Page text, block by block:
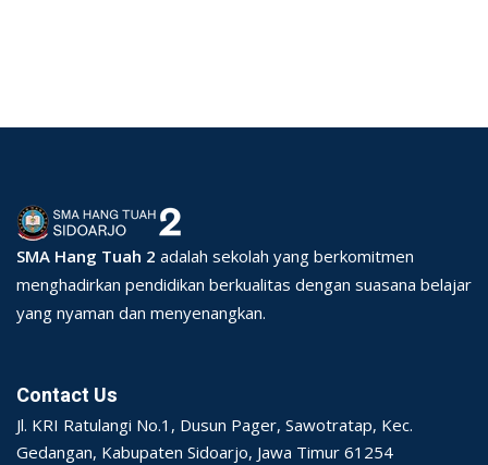
SMA Hang Tuah 2 adalah sekolah yang berkomitmen
menghadirkan pendidikan berkualitas dengan suasana belajar
yang nyaman dan menyenangkan.
Contact Us
Jl. KRI Ratulangi No.1, Dusun Pager, Sawotratap, Kec.
Gedangan, Kabupaten Sidoarjo, Jawa Timur 61254